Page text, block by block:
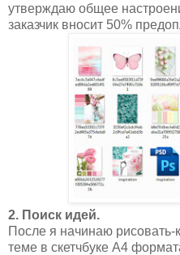
утверждаю общее
заказчик вносит 50%
2. Поиск идей.
После я начинаю рисовать-
теме в скетчбуке А4